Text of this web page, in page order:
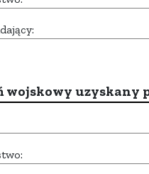
wojskowy uzyskany